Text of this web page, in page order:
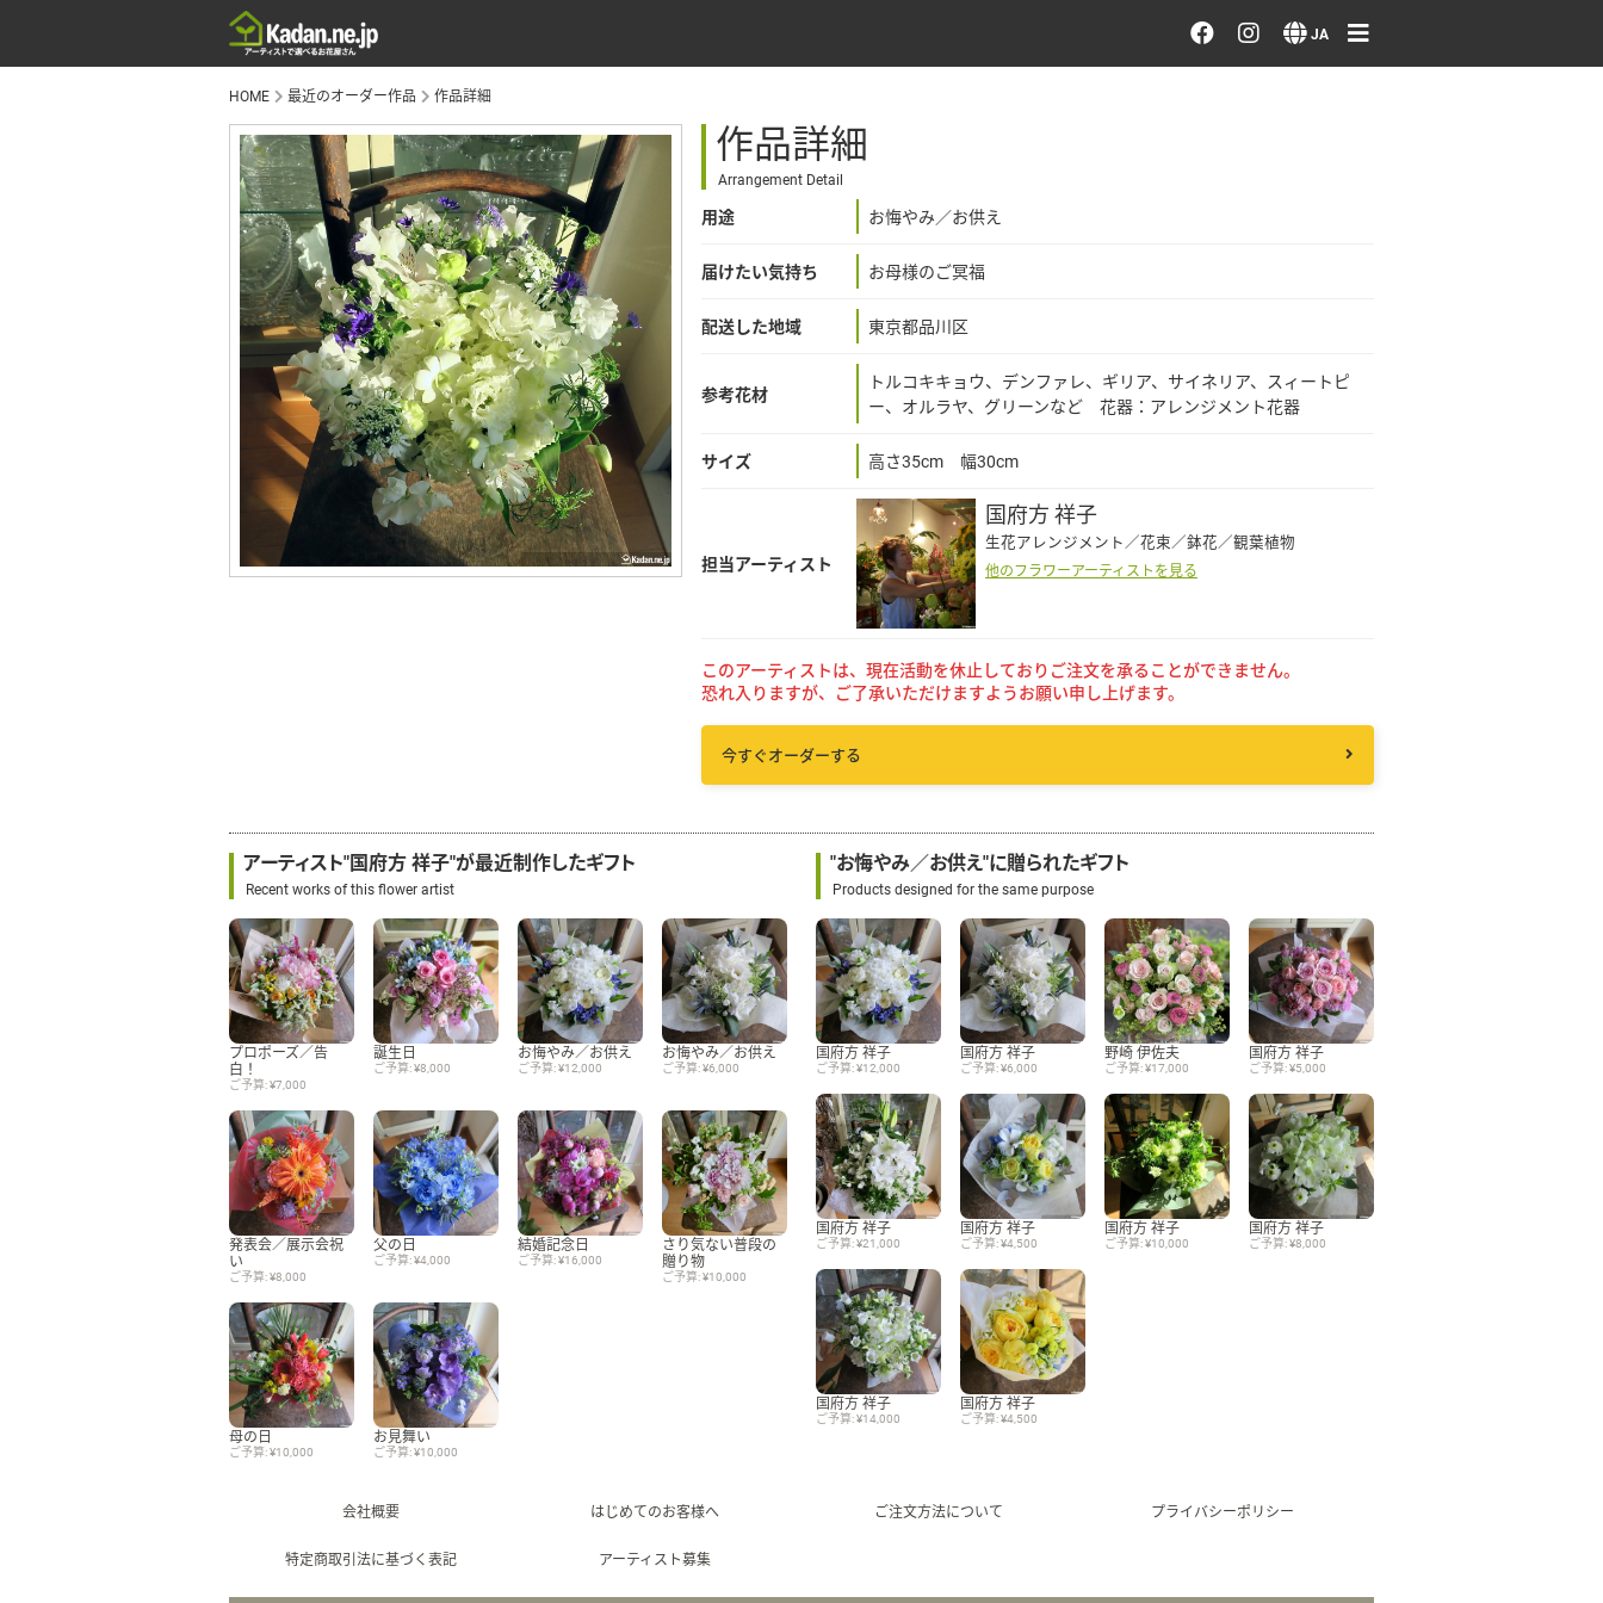
JA
お花を注文する・探す
会員メニュー
会員登録
花言葉辞典
注文方法・送料など
facebook
instagram
Language
日本語
English
HOME 最近のオーダー作品 作品詳細
作品詳細
Arrangement Detail
用途 お悔やみ／お供え
届けたい気持ち お母様のご冥福
配送した地域 東京都品川区
参考花材
トルコキキョウ、デンファレ、ギリア、サイネリア、スィートピ
ー、オルラヤ、グリーンなど 花器：アレンジメント花器
サイズ 高さ35cm 幅30cm
担当アーティスト
国府方 祥子
生花アレンジメント／花束／鉢花／観葉植物
他のフラワーアーティストを見る
このアーティストは、現在活動を休止しておりご注文を承ることができません。
恐れ入りますが、ご了承いただけますようお願い申し上げます。
今すぐオーダーする
アーティスト"国府方 祥子"が最近制作したギフト
Recent works of this flower artist
プロポーズ／告
白！
ご予算: ¥7,000
誕生日
ご予算: ¥8,000
お悔やみ／お供え
ご予算: ¥12,000
お悔やみ／お供え
ご予算: ¥6,000
発表会／展示会祝
い
ご予算: ¥8,000
父の日
ご予算: ¥4,000
結婚記念日
ご予算: ¥16,000
さり気ない普段の
贈り物
ご予算: ¥10,000
母の日
ご予算: ¥10,000
お見舞い
ご予算: ¥10,000
"お悔やみ／お供え"に贈られたギフト
Products designed for the same purpose
国府方 祥子
ご予算: ¥12,000
国府方 祥子
ご予算: ¥6,000
野崎 伊佐夫
ご予算: ¥17,000
国府方 祥子
ご予算: ¥5,000
国府方 祥子
ご予算: ¥21,000
国府方 祥子
ご予算: ¥4,500
国府方 祥子
ご予算: ¥10,000
国府方 祥子
ご予算: ¥8,000
国府方 祥子
ご予算: ¥14,000
国府方 祥子
ご予算: ¥4,500
会社概要 はじめてのお客様へ ご注文方法について プライバシーポリシー
特定商取引法に基づく表記 アーティスト募集